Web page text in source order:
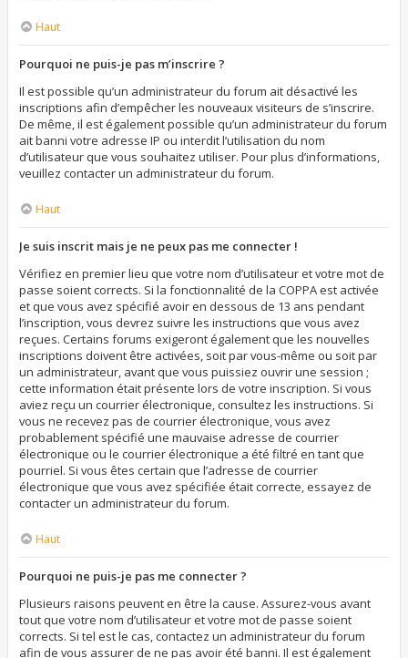
Haut
Pourquoi ne puis-je pas m’inscrire ?
Il est possible qu’un administrateur du forum ait désactivé les
inscriptions afin d’empêcher les nouveaux visiteurs de s’inscrire.
De même, il est également possible qu’un administrateur du forum
ait banni votre adresse IP ou interdit l’utilisation du nom
d’utilisateur que vous souhaitez utiliser. Pour plus d’informations,
veuillez contacter un administrateur du forum.
Haut
Je suis inscrit mais je ne peux pas me connecter !
Vérifiez en premier lieu que votre nom d’utilisateur et votre mot de
passe soient corrects. Si la fonctionnalité de la COPPA est activée
et que vous avez spécifié avoir en dessous de 13 ans pendant
l’inscription, vous devrez suivre les instructions que vous avez
reçues. Certains forums exigeront également que les nouvelles
inscriptions doivent être activées, soit par vous-même ou soit par
un administrateur, avant que vous puissiez ouvrir une session ;
cette information était présente lors de votre inscription. Si vous
aviez reçu un courrier électronique, consultez les instructions. Si
vous ne recevez pas de courrier électronique, vous avez
probablement spécifié une mauvaise adresse de courrier
électronique ou le courrier électronique a été filtré en tant que
pourriel. Si vous êtes certain que l’adresse de courrier
électronique que vous avez spécifiée était correcte, essayez de
contacter un administrateur du forum.
Haut
Pourquoi ne puis-je pas me connecter ?
Plusieurs raisons peuvent en être la cause. Assurez-vous avant
tout que votre nom d’utilisateur et votre mot de passe soient
corrects. Si tel est le cas, contactez un administrateur du forum
afin de vous assurer de ne pas avoir été banni. Il est également